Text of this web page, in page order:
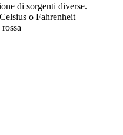
di sorgenti diverse.
o Fahrenheit